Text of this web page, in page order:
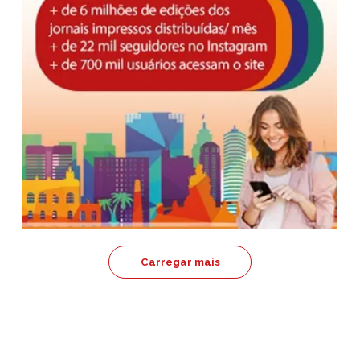
Carregar mais